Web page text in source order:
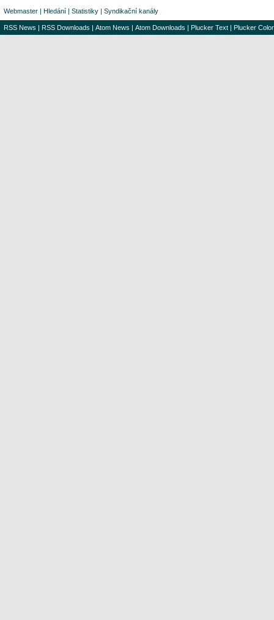
Webmaster | Hledání | Statistiky | Syndikační kanály
RSS News | RSS Downloads | Atom News | Atom Downloads | Plucker Text | Plucker Color